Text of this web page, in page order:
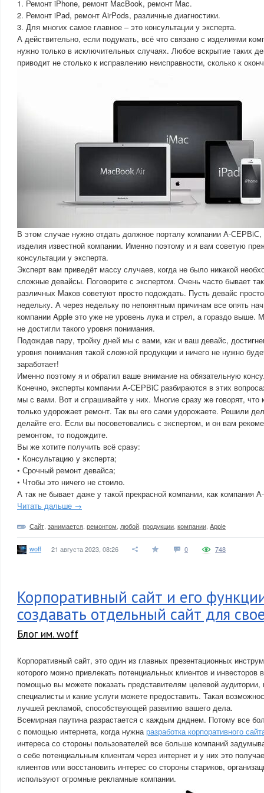
1. Ремонт iPhone, ремонт MacBook, ремонт Mac.
2. Ремонт iPad, ремонт AirPods, различные диагностики.
3. Для многих самое главное – это консультации у эксперта.
А действительно, если подумать, всё что связано с изделиями
нужно только в исключительных случаях. Любое вскрытие таких
приводит не столько к исправлению неисправности, сколько к
В этом случае нужно отдать должное порталу компании А-СЕРВiС,
изделия известной компании. Именно поэтому и я вам советую
консультации у эксперта.
Эксперт вам приведёт массу случаев, когда не было никакой
сложные девайсы. Поговорите с экспертом. Очень часто бывает
различных Маков советуют просто подождать. Пусть девайс
недельку. А через недельку по непонятным причинам все опять
компании Apple это уже не уровень лука и стрел, а гораздо
не достигли такого уровня понимания.
Подождав пару, тройку дней мы с вами, как и ваш девайс,
уровня понимания такой сложной продукции и ничего не нужно
заработает!
Именно поэтому я и обратил ваше внимание на обязательную
Конечно, эксперты компании А-СЕРВiС разбираются в этих
мы с вами. Вот и спрашивайте у них. Многие сразу же говорят, что
только удорожает ремонт. Так вы его сами удорожаете. Решили
делайте его. Если вы посоветовались с экспертом, и он вам
ремонтом, то подождите.
Вы же хотите получить всё сразу:
• Консультацию у эксперта;
• Срочный ремонт девайса;
• Чтобы это ничего не стоило.
А так не бывает даже у такой прекрасной компании, как компания
Читать дальше →
Сайт занимается ремонтом любой продукции компании Apple
woff 21 августа 2023, 08:26 0 748
Корпоративный сайт и его
создавать отдельный сайт для
Блог им. woff
Корпоративный сайт, это один из главных презентационных
которого можно привлекать потенциальных клиентов и инвесторов
помощью вы можете показать представителям целевой аудитории,
специалисты и какие услуги можете предоставить. Такая
лучшей рекламой, способствующей развитию вашего дела.
Всемирная паутина разрастается с каждым днднем. Потому все
с помощью интернета, когда нужнаразработка корпоративного
интереса со стороны пользователей все больше компаний
о себе потенциальным клиентам через интернет и у них это
клиентов или восстановить интерес со стороны стариков,
используют огромные рекламные компании.